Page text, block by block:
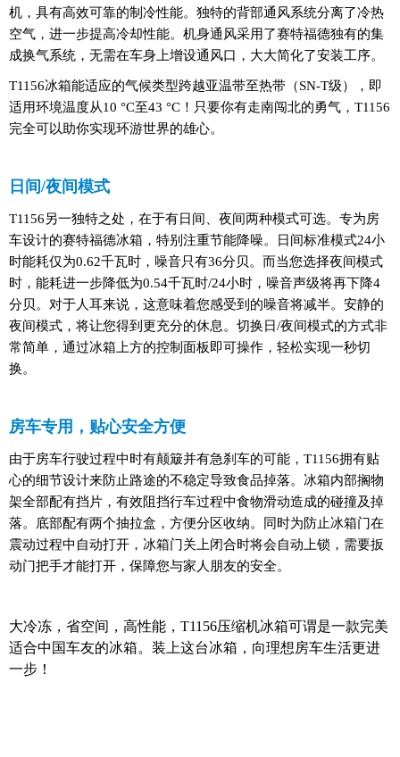
机，具有高效可靠的制冷性能。独特的背部通风系统分离了冷热
空气，进一步提高冷却性能。机身通风采用了赛特福德独有的集
成换气系统，无需在车身上增设通风口，大大简化了安装工序。
T1156冰箱能适应的气候类型跨越亚温带至热带（SN-T级），即
适用环境温度从10 °C至43 °C！只要你有走南闯北的勇气，T1156
完全可以助你实现环游世界的雄心。
日间/夜间模式
T1156另一独特之处，在于有日间、夜间两种模式可选。专为房
车设计的赛特福德冰箱，特别注重节能降噪。日间标准模式24小
时能耗仅为0.62千瓦时，噪音只有36分贝。而当您选择夜间模式
时，能耗进一步降低为0.54千瓦时/24小时，噪音声级将再下降4
分贝。对于人耳来说，这意味着您感受到的噪音将减半。安静的
夜间模式，将让您得到更充分的休息。切换日/夜间模式的方式非
常简单，通过冰箱上方的控制面板即可操作，轻松实现一秒切
换。
房车专用，贴心安全方便
由于房车行驶过程中时有颠簸并有急刹车的可能，T1156拥有贴
心的细节设计来防止路途的不稳定导致食品掉落。冰箱内部搁物
架全部配有挡片，有效阻挡行车过程中食物滑动造成的碰撞及掉
落。底部配有两个抽拉盒，方便分区收纳。同时为防止冰箱门在
震动过程中自动打开，冰箱门关上闭合时将会自动上锁，需要扳
动门把手才能打开，保障您与家人朋友的安全。
大冷冻，省空间，高性能，T1156压缩机冰箱可谓是一款完美
适合中国车友的冰箱。装上这台冰箱，向理想房车生活更进
一步！